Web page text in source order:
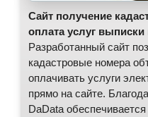
Сайт получение
оплата услуг выписки
Разработанный сайт
кадастровые номера
оплачивать услуги
прямо на сайте.
DaData